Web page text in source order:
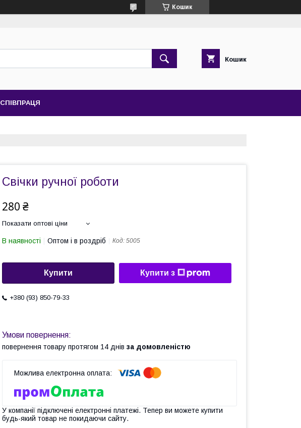
Кошик
Кошик
СПІВПРАЦЯ
Свічки ручної роботи
280 ₴
Показати оптові ціни
В наявності Оптом і в роздріб Код: 5005
Купити Купити з
+380 (93) 850-79-33
повернення товару протягом 14 днів за домовленістю
У компанії підключені електронні платежі. Тепер ви можете купити
будь-який товар не покидаючи сайту.